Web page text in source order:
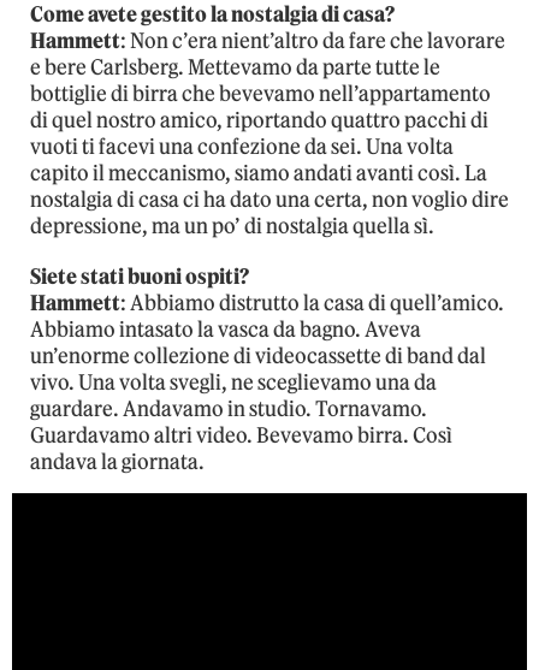
Come avete gestito la nostalgia di casa?
Hammett: Non c’era nient’altro da fare che lavorare
e bere Carlsberg. Mettevamo da parte tutte le
bottiglie di birra che bevevamo nell’appartamento
di quel nostro amico, riportando quattro pacchi di
vuoti ti facevi una confezione da sei. Una volta
capito il meccanismo, siamo andati avanti così. La
nostalgia di casa ci ha dato una certa, non voglio dire
depressione, ma un po’ di nostalgia quella sì.
Siete stati buoni ospiti?
Hammett: Abbiamo distrutto la casa di quell’amico.
Abbiamo intasato la vasca da bagno. Aveva
un’enorme collezione di videocassette di band dal
vivo. Una volta svegli, ne sceglievamo una da
guardare. Andavamo in studio. Tornavamo.
Guardavamo altri video. Bevevamo birra. Così
andava la giornata.